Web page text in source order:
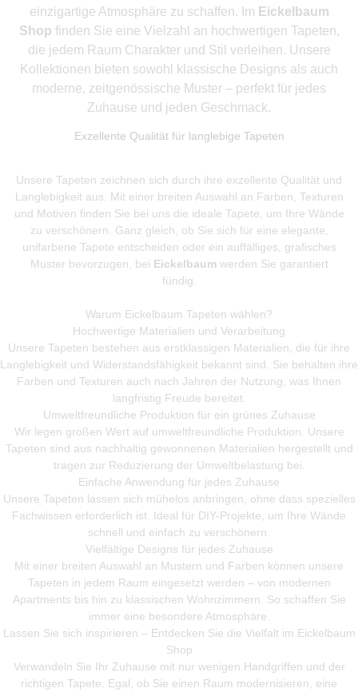
einzigartige Atmosphäre zu schaffen. Im Eickelbaum
Shop finden Sie eine Vielzahl an hochwertigen Tapeten,
die jedem Raum Charakter und Stil verleihen. Unsere
Kollektionen bieten sowohl klassische Designs als auch
moderne, zeitgenössische Muster – perfekt für jedes
Zuhause und jeden Geschmack.
Exzellente Qualität für langlebige Tapeten
Unsere Tapeten zeichnen sich durch ihre exzellente Qualität und
Langlebigkeit aus. Mit einer breiten Auswahl an Farben, Texturen
und Motiven finden Sie bei uns die ideale Tapete, um Ihre Wände
zu verschönern. Ganz gleich, ob Sie sich für eine elegante,
unifarbene Tapete entscheiden oder ein auffälliges, grafisches
Muster bevorzugen, bei Eickelbaum werden Sie garantiert
fündig.
Warum Eickelbaum Tapeten wählen?
Hochwertige Materialien und Verarbeitung
Unsere Tapeten bestehen aus erstklassigen Materialien, die für ihre
Langlebigkeit und Widerstandsfähigkeit bekannt sind. Sie behalten ihre
Farben und Texturen auch nach Jahren der Nutzung, was Ihnen
langfristig Freude bereitet.
Umweltfreundliche Produktion für ein grünes Zuhause
Wir legen großen Wert auf umweltfreundliche Produktion. Unsere
Tapeten sind aus nachhaltig gewonnenen Materialien hergestellt und
tragen zur Reduzierung der Umweltbelastung bei.
Einfache Anwendung für jedes Zuhause
Unsere Tapeten lassen sich mühelos anbringen, ohne dass spezielles
Fachwissen erforderlich ist. Ideal für DIY-Projekte, um Ihre Wände
schnell und einfach zu verschönern.
Vielfältige Designs für jedes Zuhause
Mit einer breiten Auswahl an Mustern und Farben können unsere
Tapeten in jedem Raum eingesetzt werden – von modernen
Apartments bis hin zu klassischen Wohnzimmern. So schaffen Sie
immer eine besondere Atmosphäre.
Lassen Sie sich inspirieren – Entdecken Sie die Vielfalt im Eickelbaum
Shop
Verwandeln Sie Ihr Zuhause mit nur wenigen Handgriffen und der
richtigen Tapete. Egal, ob Sie einen Raum modernisieren, eine